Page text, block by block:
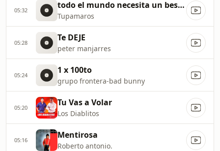
05:32 todo el mundo necesita un beso - tuparamaros
Tupamaros
05:28 Te DEJE
peter manjarres
05:24 1 x 100to
grupo frontera-bad bunny
05:20 Tu Vas a Volar
Los Diablitos
05:16 Mentirosa
Roberto antonio.